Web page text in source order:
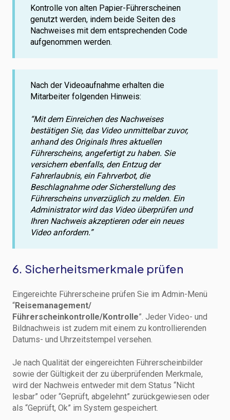
Kontrolle von alten Papier-Führerscheinen
genutzt werden, indem beide Seiten des
Nachweises mit dem entsprechenden Code
aufgenommen werden.
Nach der Videoaufnahme erhalten die
Mitarbeiter folgenden Hinweis:
“Mit dem Einreichen des Nachweises
bestätigen Sie, das Video unmittelbar zuvor,
anhand des Originals Ihres aktuellen
Führerscheins, angefertigt zu haben. Sie
versichern ebenfalls, den Entzug der
Fahrerlaubnis, ein Fahrverbot, die
Beschlagnahme oder Sicherstellung des
Führerscheins unverzüglich zu melden. Ein
Administrator wird das Video überprüfen und
Ihren Nachweis akzeptieren oder ein neues
Video anfordern.”
6. Sicherheitsmerkmale prüfen
Eingereichte Führerscheine prüfen Sie im Admin-Menü
“Reisemanagement/
Führerscheinkontrolle/Kontrolle”. Jeder Video- und
Bildnachweis ist zudem mit einem zu kontrollierenden
Datums- und Uhrzeitstempel versehen.
Je nach Qualität der eingereichten Führerscheinbilder
sowie der Gültigkeit der zu überprüfenden Merkmale,
wird der Nachweis entweder mit dem Status “Nicht
lesbar” oder “Geprüft, abgelehnt” zurückgewiesen oder
als “Geprüft, Ok” im System gespeichert.